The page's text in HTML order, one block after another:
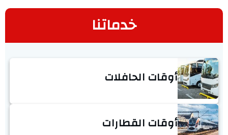
خدماتنا
أوقات الحافلات
أوقات القطارات